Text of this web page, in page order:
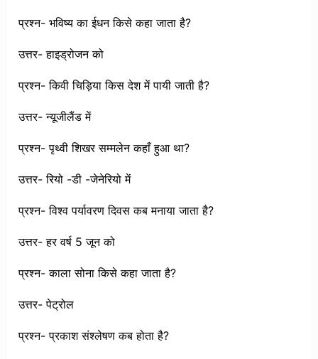
प्रश्न- भविष्य का ईधन किसे कहा जाता है?
उत्तर- हाइड्रोजन को
प्रश्न- किवी चिड़िया किस देश में पायी जाती है?
उत्तर- न्यूजीलैंड में
प्रश्न- पृथ्वी शिखर सम्मलेन कहाँ हुआ था?
उत्तर- रियो -डी -जेनेरियो में
प्रश्न- विश्व पर्यावरण दिवस कब मनाया जाता है?
उत्तर- हर वर्ष 5 जून को
प्रश्न- काला सोना किसे कहा जाता है?
उत्तर- पेट्रोल
प्रश्न- प्रकाश संश्लेषण कब होता है?